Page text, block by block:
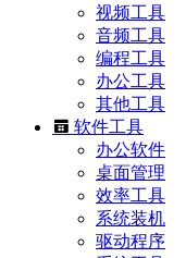
视频工具
音频工具
编程工具
办公工具
其他工具
软件工具
办公软件
桌面管理
效率工具
系统装机
驱动程序